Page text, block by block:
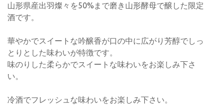
山形県産出羽燦々を50%まで磨き山形酵母で醸した限定
酒です。
華やかでスイートな吟醸香が口の中に広がり芳醇でしっ
とりとした味わいが特徴です。
味のりした柔らかでスイートな味わいをお楽しみ下さ
い。
冷酒でフレッシュな味わいをお楽しみ下さい。